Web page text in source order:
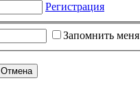
Регистрация
Запомнить меня
Отмена